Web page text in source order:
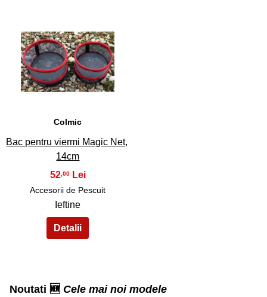
35
Colmic
Bac pentru viermi Magic Net,
14cm
52 ,00
Accesorii de Pescuit
Ieftine
Noutati 🆕 Cele mai noi modele